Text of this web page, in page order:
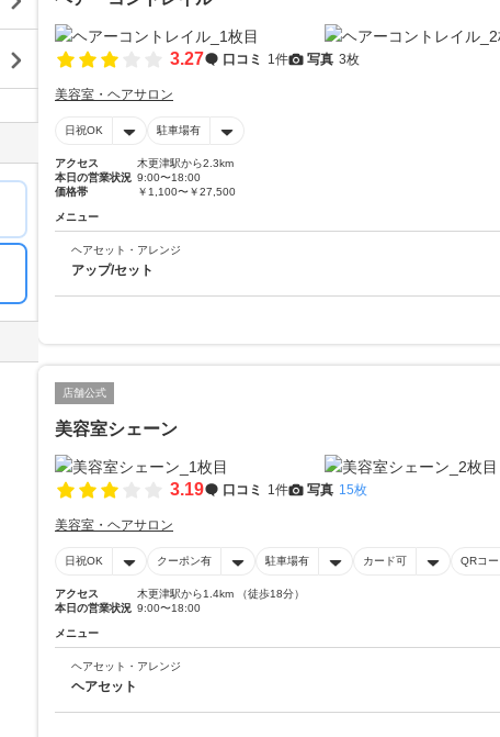
3.27 口コミ 1件 写真 3枚
美容室・ヘアサロン
日祝OK 駐車場有
アクセス
木更津駅から2.3km
本日の営業状況 9:00〜18:00
価格帯
￥1,100〜￥27,500
メニュー
ヘアセット・アレンジ
アップ/セット
店舗公式
美容室シェーン
3.19 口コミ 1件 写真 15枚
美容室・ヘアサロン
日祝OK クーポン有 駐車場有 カード可 QRコ
アクセス
木更津駅から1.4km （徒歩18分）
本日の営業状況 9:00〜18:00
メニュー
ヘアセット・アレンジ
ヘアセット